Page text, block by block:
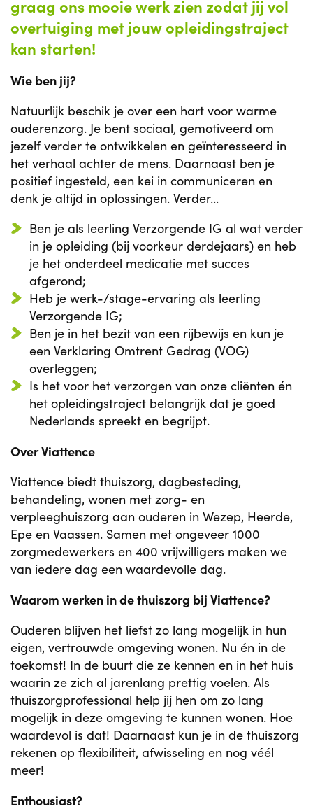
graag ons mooie werk zien zodat jij vol
overtuiging met jouw opleidingstraject
kan starten!
Wie ben jij?
Natuurlijk beschik je over een hart voor warme
ouderenzorg. Je bent sociaal, gemotiveerd om
jezelf verder te ontwikkelen en geïnteresseerd in
het verhaal achter de mens. Daarnaast ben je
positief ingesteld, een kei in communiceren en
denk je altijd in oplossingen. Verder...
Ben je als leerling Verzorgende IG al wat verder
in je opleiding (bij voorkeur derdejaars) en heb
je het onderdeel medicatie met succes
afgerond;
Heb je werk-/stage-ervaring als leerling
Verzorgende IG;
Ben je in het bezit van een rijbewijs en kun je
een Verklaring Omtrent Gedrag (VOG)
overleggen;
Is het voor het verzorgen van onze cliënten én
het opleidingstraject belangrijk dat je goed
Nederlands spreekt en begrijpt.
Over Viattence
Viattence biedt thuiszorg, dagbesteding,
behandeling, wonen met zorg- en
verpleeghuiszorg aan ouderen in Wezep, Heerde,
Epe en Vaassen. Samen met ongeveer 1000
zorgmedewerkers en 400 vrijwilligers maken we
van iedere dag een waardevolle dag.
Waarom werken in de thuiszorg bij Viattence?
Ouderen blijven het liefst zo lang mogelijk in hun
eigen, vertrouwde omgeving wonen. Nu én in de
toekomst! In de buurt die ze kennen en in het huis
waarin ze zich al jarenlang prettig voelen. Als
thuiszorgprofessional help jij hen om zo lang
mogelijk in deze omgeving te kunnen wonen. Hoe
waardevol is dat! Daarnaast kun je in de thuiszorg
rekenen op flexibiliteit, afwisseling en nog véél
meer!
Enthousiast?